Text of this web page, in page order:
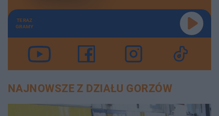
TERAZ
GRAMY
NAJNOWSZE Z DZIAŁU GORZÓW